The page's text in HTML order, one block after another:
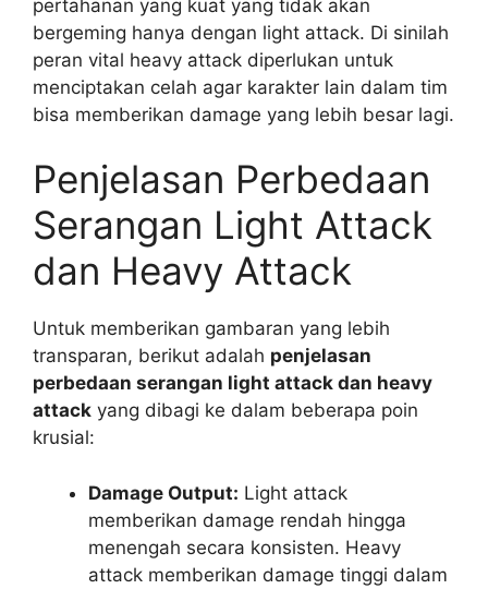
pertahanan yang kuat yang tidak akan
bergeming hanya dengan light attack. Di sinilah
peran vital heavy attack diperlukan untuk
menciptakan celah agar karakter lain dalam tim
bisa memberikan damage yang lebih besar lagi.
Penjelasan Perbedaan
Serangan Light Attack
dan Heavy Attack
Untuk memberikan gambaran yang lebih
transparan, berikut adalah penjelasan
perbedaan serangan light attack dan heavy
attack yang dibagi ke dalam beberapa poin
krusial:
Damage Output: Light attack
memberikan damage rendah hingga
menengah secara konsisten. Heavy
attack memberikan damage tinggi dalam